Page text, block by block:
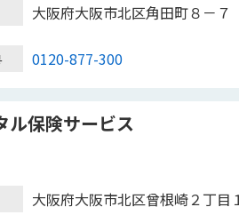
大阪府大阪市北区角田町８－
0120-877-300
ル保険サービス
大阪府大阪市北区曾根崎２丁